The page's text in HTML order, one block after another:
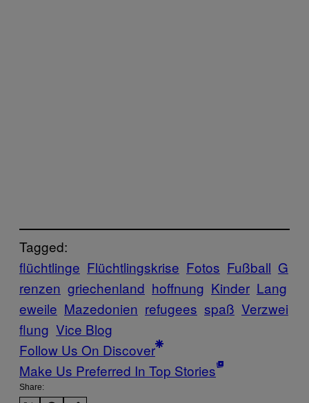
Tagged:
flüchtlinge Flüchtlingskrise Fotos Fußball G
renzen griechenland hoffnung Kinder Lang
eweile Mazedonien refugees spaß Verzwei
flung Vice Blog
Follow Us On Discover
Make Us Preferred In Top Stories
Share: